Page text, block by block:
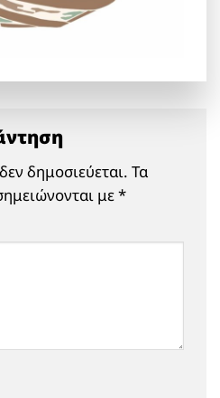
δημοσιεύεται. Τα
με*